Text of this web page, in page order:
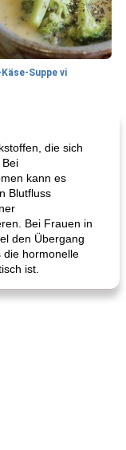
Suppe vi
/ Snacks
Hühnersalat
die sich
kann es
Blutfluss
Bei Frauen in
den Übergang
die hormonelle
ist.